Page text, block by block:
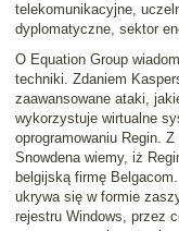
telekomunikacyjne,
dyplomatyczne, sektor
O Equation Group
techniki. Zdaniem
zaawansowane ataki,
wykorzystuje wirtualne
oprogramowaniu Regin.
Snowdena wiemy, iż
belgijską firmę
ukrywa się w formie
rejestru Windows, przez